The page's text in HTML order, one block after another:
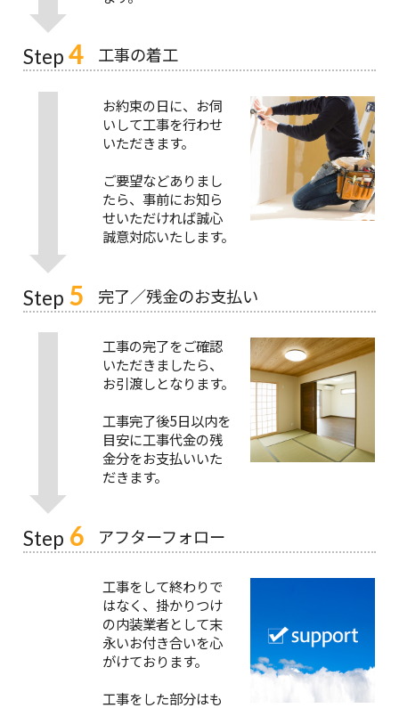
Step 4 工事の着工
お約束の日に、お伺
いして工事を行わせ
いただきます。
ご要望などありまし
たら、事前にお知ら
せいただければ誠心
誠意対応いたします。
Step 5 完了／残金のお支払い
工事の完了をご確認
いただきましたら、
お引渡しとなります。
工事完了後5日以内を
目安に工事代金の残
金分をお支払いいた
だきます。
Step 6 アフターフォロー
工事をして終わりで
はなく、掛かりつけ
の内装業者として末
永いお付き合いを心
がけております。
工事をした部分はも